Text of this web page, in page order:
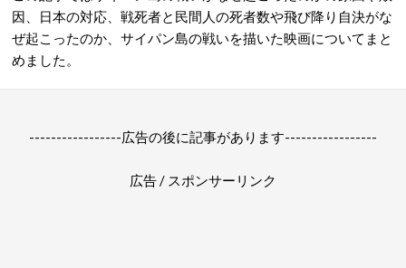
因、日本の対応、戦死者と民間人の死者数や飛び降り自決がな
ぜ起こったのか、サイパン島の戦いを描いた映画についてまと
めました。
-----------------広告の後に記事があります-----------------
広告 / スポンサーリンク